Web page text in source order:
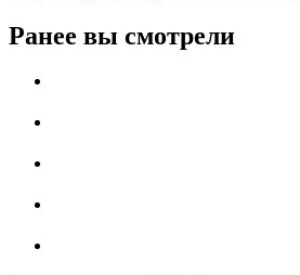
Ранее вы смотрели